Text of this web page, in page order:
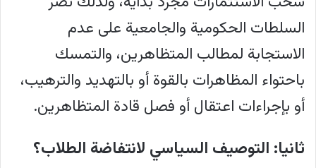
السلطات الحكومية والجامعية على عدم
الاستجابة لمطالب المتظاهرين، والتمسك
باحتواء المظاهرات بالقوة أو بالتهديد والترهيب،
أو بإجراءات اعتقال أو فصل قادة المتظاهرين.
ثانيا: التوصيف السياسي لانتفاضة الطلاب؟